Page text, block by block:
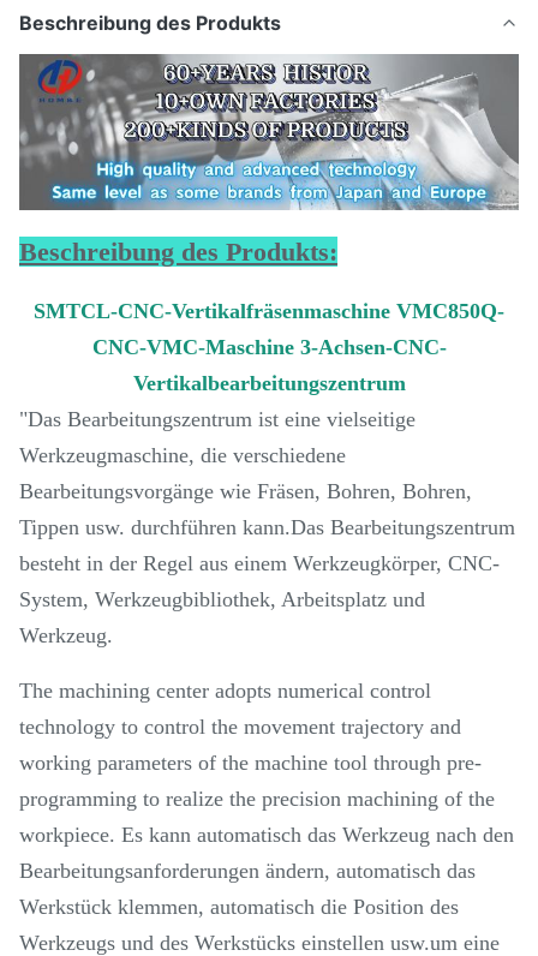
Beschreibung des Produkts
Beschreibung des Produkts:
SMTCL-CNC-Vertikalfräsenmaschine VMC850Q-
CNC-VMC-Maschine 3-Achsen-CNC-
Vertikalbearbeitungszentrum
"Das Bearbeitungszentrum ist eine vielseitige
Werkzeugmaschine, die verschiedene
Bearbeitungsvorgänge wie Fräsen, Bohren, Bohren,
Tippen usw. durchführen kann.Das Bearbeitungszentrum
besteht in der Regel aus einem Werkzeugkörper, CNC-
System, Werkzeugbibliothek, Arbeitsplatz und
Werkzeug.
The machining center adopts numerical control
technology to control the movement trajectory and
working parameters of the machine tool through pre-
programming to realize the precision machining of the
workpiece. Es kann automatisch das Werkzeug nach den
Bearbeitungsanforderungen ändern, automatisch das
Werkstück klemmen, automatisch die Position des
Werkzeugs und des Werkstücks einstellen usw.um eine